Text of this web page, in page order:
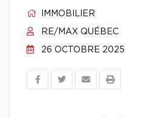
IMMOBILIER
RE/MAX QUÉBEC
26 OCTOBRE 2025